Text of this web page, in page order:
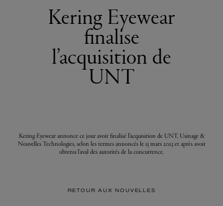
Kering Eyewear
finalise
l’acquisition de
UNT
Kering Eyewear annonce ce jour avoir finalisé l’acquisition de UNT, Usinage &
Nouvelles Technologies, selon les termes annoncés le 13 mars 2023 et après avoir
obtenu l’aval des autorités de la concurrence.
RETOUR AUX NOUVELLES